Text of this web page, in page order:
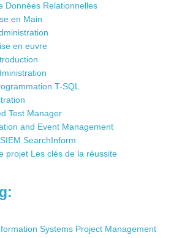
Données Relationnelles
en Main
en euvre
T-SQL
Test Manager
and Event Management
SearchInform
projet Les clés de la réussite
Systems Project Management